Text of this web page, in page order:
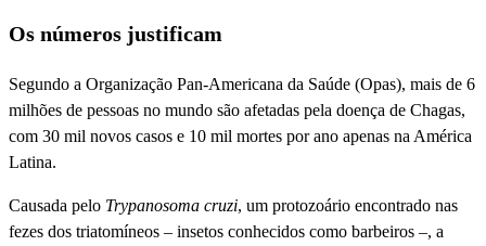
Os números justificam
Segundo a Organização Pan-Americana da Saúde (Opas), mais de 6
milhões de pessoas no mundo são afetadas pela doença de Chagas,
com 30 mil novos casos e 10 mil mortes por ano apenas na América
Latina.
Causada pelo Trypanosoma cruzi, um protozoário encontrado nas
fezes dos triatomíneos – insetos conhecidos como barbeiros –, a